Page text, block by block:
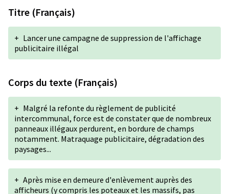
Titre (Français)
+ Lancer une campagne de suppression de l'affichage
publicitaire illégal
Corps du texte (Français)
+ Malgré la refonte du règlement de publicité
intercommunal, force est de constater que de nombreux
panneaux illégaux perdurent, en bordure de champs
notamment. Matraquage publicitaire, dégradation des
paysages...
+ Après mise en demeure d'enlèvement auprès des
afficheurs (y compris les poteaux et les massifs, pas